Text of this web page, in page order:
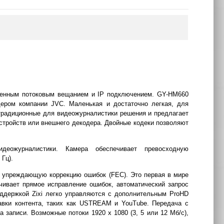
потоковым вещанием и IP подключением. GY-HM660
компании JVC. Маленькая и достаточно легкая, для
для видеожурналистики решения и предлагает
или внешнего декодера. Двойные кодеки позволяют
Камера обеспечивает превосходную
Гц).
коррекцию ошибок (FEC). Это первая в мире
прямое исправление ошибок, автоматический запрос
Zixi легко управляются с дополнительным ProHD
контента, таких как USTREAM и YouTube. Передача с
записи. Возможные потоки 1920 x 1080 (3, 5 или 12 Мб/с),